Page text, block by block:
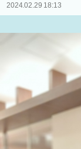
2024.02.29 18:13